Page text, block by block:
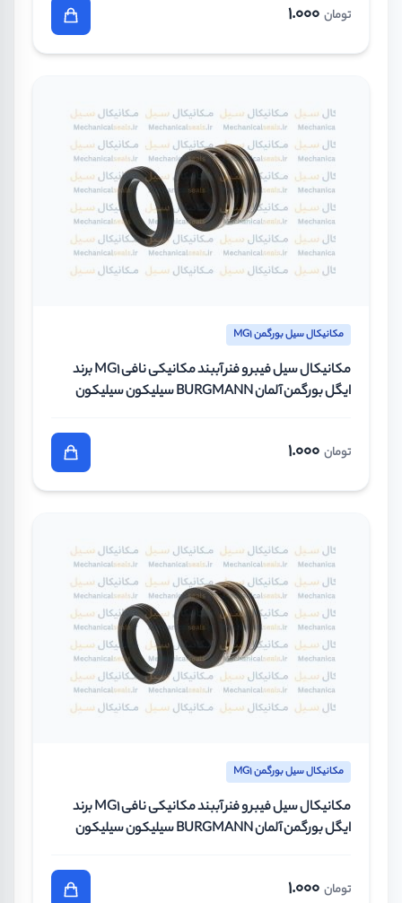
تومان 1.000
مکانیکال سیل بورگمن MG1
مکانیکال سیل فیبر و فنر آببند مکانیکی نافی MG1 برند
ایگل بورگمن آلمان BURGMANN سیلیکون سیلیکون
تومان 1.000
مکانیکال سیل بورگمن MG1
مکانیکال سیل فیبر و فنر آببند مکانیکی نافی MG1 برند
ایگل بورگمن آلمان BURGMANN سیلیکون سیلیکون
تومان 1.000